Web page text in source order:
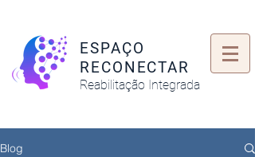
ESPAÇO
RECONECTAR
Reabilitação Integrada
Blog